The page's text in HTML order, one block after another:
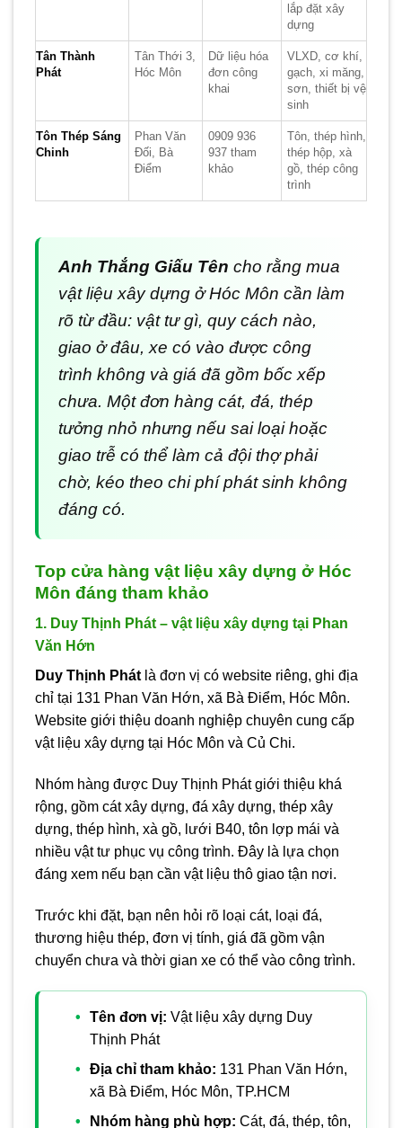
lắp đặt xây
dựng
Tân Thành
Phát
Tân Thới 3,
Hóc Môn
Dữ liệu hóa
đơn công
khai
VLXD, cơ khí,
gạch, xi măng,
sơn, thiết bị vệ
sinh
Tôn Thép Sáng
Chinh
Phan Văn
Đối, Bà
Điểm
0909 936
937 tham
khảo
Tôn, thép hình,
thép hộp, xà
gồ, thép công
trình
Anh Thắng Giấu Tên cho rằng mua
vật liệu xây dựng ở Hóc Môn cần làm
rõ từ đầu: vật tư gì, quy cách nào,
giao ở đâu, xe có vào được công
trình không và giá đã gồm bốc xếp
chưa. Một đơn hàng cát, đá, thép
tưởng nhỏ nhưng nếu sai loại hoặc
giao trễ có thể làm cả đội thợ phải
chờ, kéo theo chi phí phát sinh không
đáng có.
Top cửa hàng vật liệu xây dựng ở Hóc
Môn đáng tham khảo
1. Duy Thịnh Phát – vật liệu xây dựng tại Phan
Văn Hớn
Duy Thịnh Phát là đơn vị có website riêng, ghi địa
chỉ tại 131 Phan Văn Hớn, xã Bà Điểm, Hóc Môn.
Website giới thiệu doanh nghiệp chuyên cung cấp
vật liệu xây dựng tại Hóc Môn và Củ Chi.
Nhóm hàng được Duy Thịnh Phát giới thiệu khá
rộng, gồm cát xây dựng, đá xây dựng, thép xây
dựng, thép hình, xà gồ, lưới B40, tôn lợp mái và
nhiều vật tư phục vụ công trình. Đây là lựa chọn
đáng xem nếu bạn cần vật liệu thô giao tận nơi.
Trước khi đặt, bạn nên hỏi rõ loại cát, loại đá,
thương hiệu thép, đơn vị tính, giá đã gồm vận
chuyển chưa và thời gian xe có thể vào công trình.
Tên đơn vị: Vật liệu xây dựng Duy
Thịnh Phát
Địa chỉ tham khảo: 131 Phan Văn Hớn,
xã Bà Điểm, Hóc Môn, TP.HCM
Nhóm hàng phù hợp: Cát, đá, thép, tôn,